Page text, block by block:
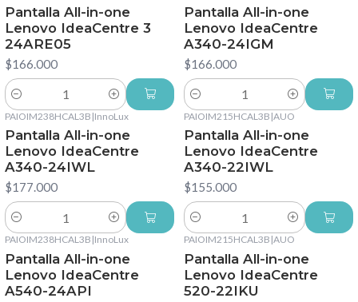
Pantalla All-in-one
Lenovo IdeaCentre 3
24ARE05
$166.000
Cantidad
Pantalla All-in-one
Lenovo IdeaCentre
A340-24IGM
$166.000
Cantidad
PAIOIM238HCAL3B |InnoLux
Pantalla All-in-one
Lenovo IdeaCentre
A340-24IWL
$177.000
Cantidad
PAIOIM215HCAL3B |AUO
Pantalla All-in-one
Lenovo IdeaCentre
A340-22IWL
$155.000
Cantidad
PAIOIM238HCAL3B |InnoLux
Pantalla All-in-one
Lenovo IdeaCentre
A540-24API
PAIOIM215HCAL3B |AUO
Pantalla All-in-one
Lenovo IdeaCentre
520-22IKU